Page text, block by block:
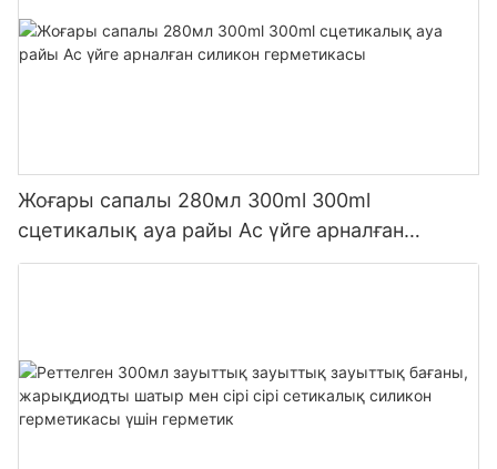
Жоғары сапалы 280мл 300ml 300ml
сцетикалық ауа райы Ас үйге арналған
силикон герметикасы